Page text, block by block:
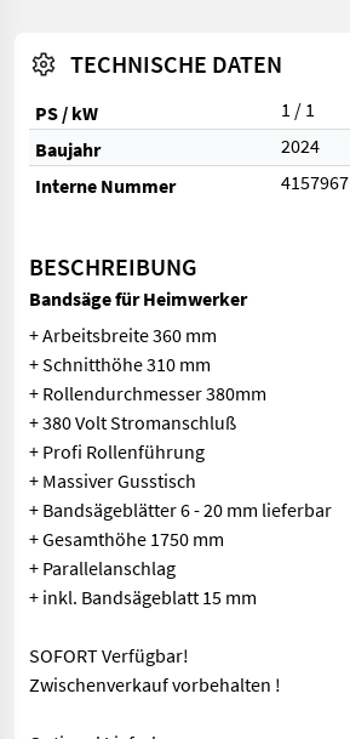
TECHNISCHE DATEN
PS / kW
1 / 1
Baujahr
2024
Interne Nummer
4157967
BESCHREIBUNG
Bandsäge für Heimwerker
+ Arbeitsbreite 360 mm
+ Schnitthöhe 310 mm
+ Rollendurchmesser 380mm
+ 380 Volt Stromanschluß
+ Profi Rollenführung
+ Massiver Gusstisch
+ Bandsägeblätter 6 - 20 mm lieferbar
+ Gesamthöhe 1750 mm
+ Parallelanschlag
+ inkl. Bandsägeblatt 15 mm
SOFORT Verfügbar!
Zwischenverkauf vorbehalten !